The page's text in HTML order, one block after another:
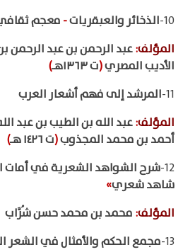
10- الذخائر والعبقريات-معجم
المؤلف:عبد الرحمن بن عبد الرحمن
الأديب المصري(ت ١٣٦٣هـ
)
11- المرشد إلى فهم أشعار العرب
المؤلف:عبد الله بن الطيب بن عبد
أحمد بن محمد المجذوب(ت ١٤٢٦ هـ
)
12- شرح الشواهد الشعرية في أمات
شاهد شعري»
المؤلف: محمد بن محمد حسن شُرَّاب
13- مجمع الحكم والأمثال في الشعر